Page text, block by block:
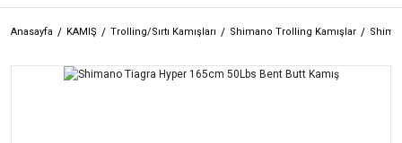
Anasayfa KAMIŞ Trolling/Sırtı Kamışları Shimano Trolling Kamışlar